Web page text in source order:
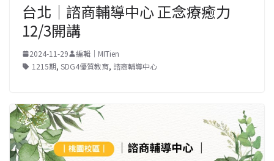
台北｜諮商輔導中心 正念療癒力
12/3開講
2024-11-29
編輯｜MITien
1215期, SDG4優質教育, 諮商輔導中心